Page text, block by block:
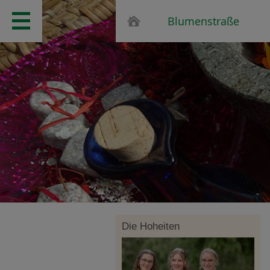
Blumenstraße
Die Hoheiten